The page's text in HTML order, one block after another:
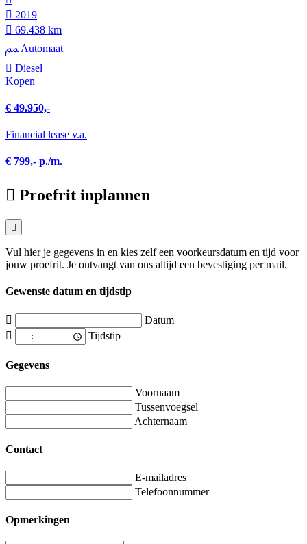
2019
69.438 km
Automaat
Diesel
Kopen
€ 49.950,-
Financial lease v.a.
€ 799,- p./m.
Proefrit inplannen
Vul hier je gegevens in en kies zelf een voorkeursdatum en tijd voor
jouw proefrit. Je ontvangt van ons altijd een bevestiging per mail.
Gewenste datum en tijdstip
Datum
Tijdstip
Gegevens
Voornaam
Tussenvoegsel
Achternaam
Contact
E-mailadres
Telefoonnummer
Opmerkingen